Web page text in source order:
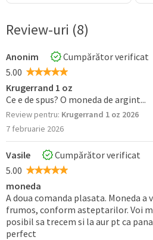
Review-uri (8)
Anonim
Cumpărător verificat
5.00
Krugerrand 1 oz
Ce e de spus? O moneda de argint...
Review pentru: Krugerrand 1 oz 2026
7 februarie 2026
Vasile
Cumpărător verificat
5.00
moneda
A doua comanda plasata. Moneda
frumos, conform asteptarilor. Voi
posibil sa trecem si la aur pt ca
perfect